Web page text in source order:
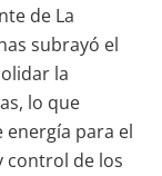
de La
subrayó el
la
lo que
energía para el
control de los